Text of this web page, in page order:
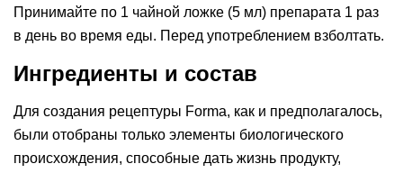
Принимайте по 1 чайной ложке (5 мл) препарата 1 раз
в день во время еды. Перед употреблением взболтать.
Ингредиенты и состав
Для создания рецептуры Forma, как и предполагалось,
были отобраны только элементы биологического
происхождения, способные дать жизнь продукту,